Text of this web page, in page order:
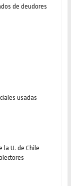
de deudores
usadas
la U. de Chile